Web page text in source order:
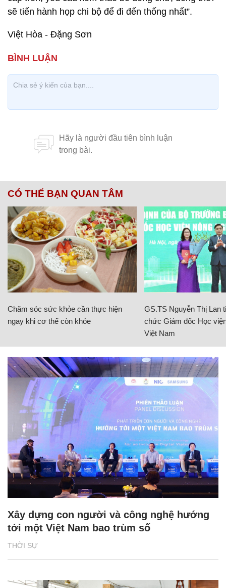
sẽ tiến hành họp chi bộ để đi đến thống nhất”.
Việt Hòa - Đặng Sơn
CÓ THỂ BẠN QUAN TÂM
Chăm sóc sức khỏe cần thực hiện
ngay khi cơ thể còn khỏe
GS.TS Nguyễn Thị Lan
chức Giám đốc Học
Việt Nam
THỜI SỰ
Xây dựng con người và công nghệ hướng
tới một Việt Nam bao trùm số